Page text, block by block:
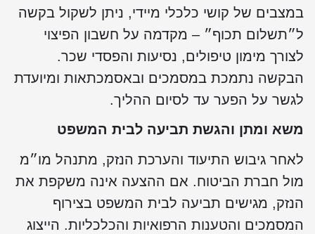
של קושי כלכלי מיידי, ניתן לשקול בקשה
תכוף״ – מקדמה על חשבון הפיצוי
מימון טיפולים, נסיעות והפסדי שכר.
נתמכת במסמכים ובאסמכתאות ומיועדת
על הפער עד לסיום ההליך.
ומתן והגשת תביעה לבית המשפט
גיבוש התיעוד והערכת הנזק, מתנהל מו״מ
חברת הביטוח. אם ההצעה אינה משקפת את
מגישים תביעה לבית המשפט בצירוף
והטענות הרפואיות והכלכליות. הייצוג